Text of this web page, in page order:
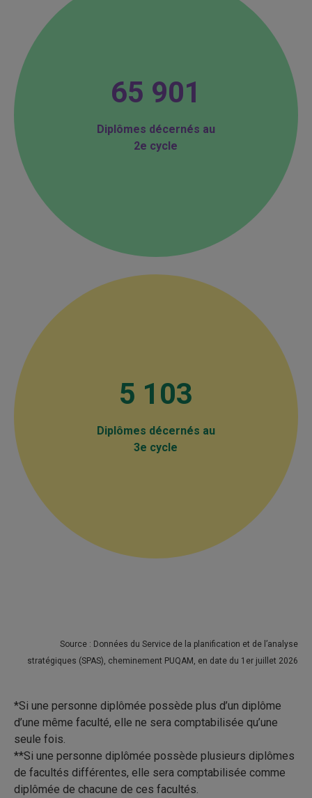
65 901
Diplômes décernés au
2e cycle
5 103
Diplômes décernés au
3e cycle
Source : Données du Service de la planification et de l’analyse
stratégiques (SPAS), cheminement PUQAM, en date du 1er juillet 2026
*Si une personne diplômée possède plus d’un diplôme
d’une même faculté, elle ne sera comptabilisée qu’une
seule fois.
**Si une personne diplômée possède plusieurs diplômes
de facultés différentes, elle sera comptabilisée comme
diplômée de chacune de ces facultés.